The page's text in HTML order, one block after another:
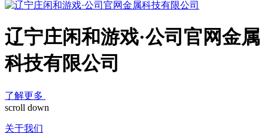
辽宁庄闲和游戏·公司官网金属
科技有限公司
了解更多
scroll down
关于我们